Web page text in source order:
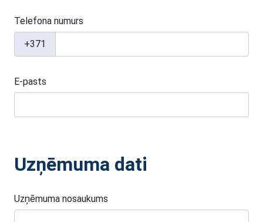
Telefona numurs
+371
E-pasts
Uzņēmuma dati
Uzņēmuma nosaukums